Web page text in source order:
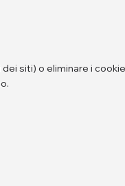
siti) o eliminare i